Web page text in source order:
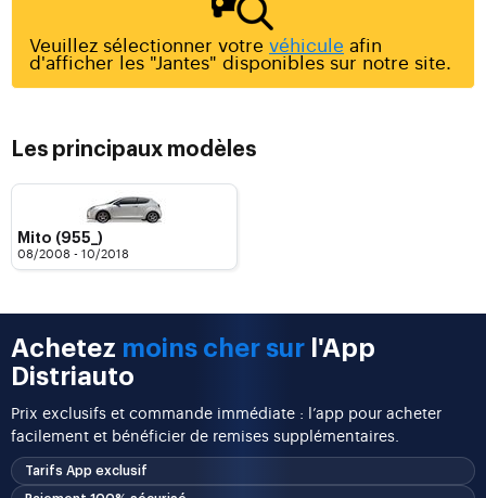
Veuillez sélectionner votre véhicule afin
d'afficher les "Jantes" disponibles sur notre site.
Les principaux modèles
Mito (955_)
08/2008 - 10/2018
Achetez moins cher sur l'App
Distriauto
Prix exclusifs et commande immédiate : l’app pour acheter
facilement et bénéficier de remises supplémentaires.
Tarifs App exclusif